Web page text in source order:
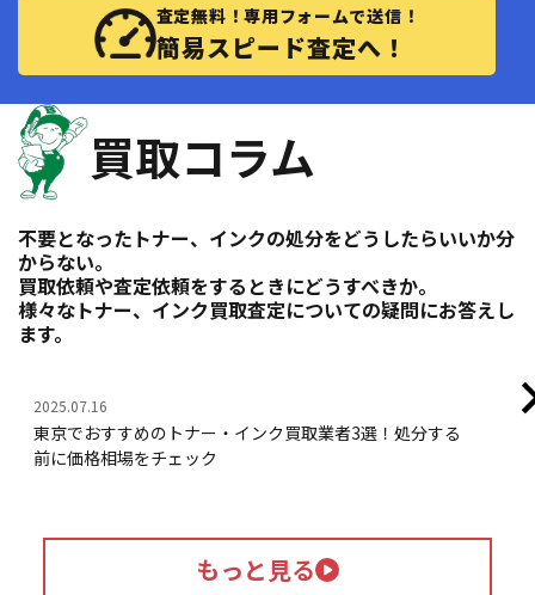
査定無料！専用フォームで送信！
簡易スピード査定へ！
買取コラム
不要となったトナー、インクの処分をどうしたらいいか分
からない。
買取依頼や査定依頼をするときにどうすべきか。
様々なトナー、インク買取査定についての疑問にお答えし
ます。
2025.07.16
東京でおすすめのトナー・インク買取業者3選！処分する
前に価格相場をチェック
もっと見る